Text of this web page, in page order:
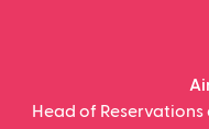
Head of